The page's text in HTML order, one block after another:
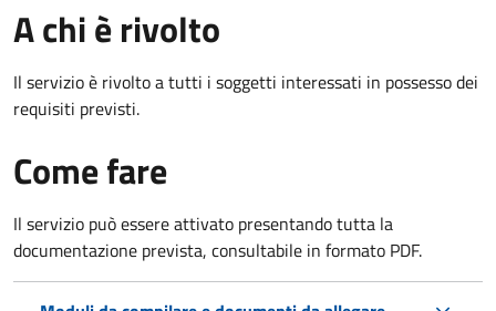
A chi è rivolto
Il servizio è rivolto a tutti i soggetti interessati in possesso dei
requisiti previsti.
Come fare
Il servizio può essere attivato presentando tutta la
documentazione prevista, consultabile in formato PDF.